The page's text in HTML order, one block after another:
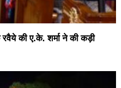
की ए.के. शर्मा ने की कड़ी